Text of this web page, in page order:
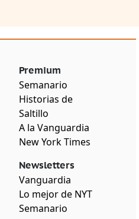
Premium
Semanario
Historias de
Saltillo
A la Vanguardia
New York Times
Newsletters
Vanguardia
Lo mejor de NYT
Semanario